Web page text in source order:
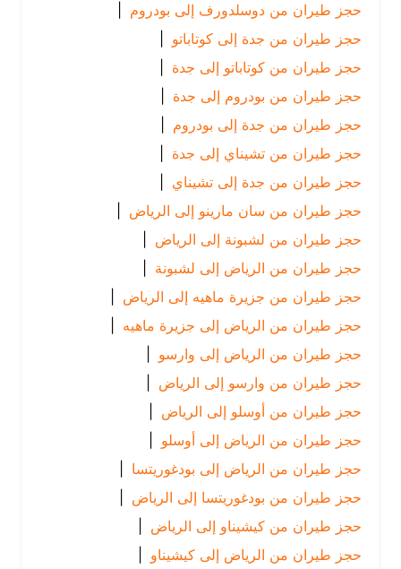
حجز طيران من دوسلدورف إلى بودروم |
حجز طيران من جدة إلى كوتاباتو |
حجز طيران من كوتاباتو إلى جدة
حجز طيران من بودروم إلى جدة
حجز طيران من جدة إلى بودروم |
حجز طيران من تشيناي إلى جدة
حجز طيران من جدة إلى تشيناي |
حجز طيران من سان مارينو إلى الرياض
|
حجز طيران من لشبونة إلى الرياض
|
حجز طيران من الرياض إلى لشبونة |
حجز طيران من جزيرة ماهيه إلى الرياض
|
حجز طيران من الرياض إلى جزيرة ماهيه |
حجز طيران من الرياض إلى وارسو
|
حجز طيران من وارسو إلى الرياض
|
حجز طيران من أوسلو إلى الرياض
|
حجز طيران من الرياض إلى أوسلو
|
حجز طيران من الرياض إلى بودغوريتسا
|
حجز طيران من بودغوريتسا إلى الرياض
|
حجز طيران من كيشيناو إلى الرياض
|
حجز طيران من الرياض إلى كيشيناو |